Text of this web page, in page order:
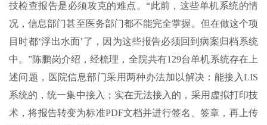
技检查报告是必须攻克的难点。“此前，这些单机系统的情
况，信息部门甚至医务部门都不能完全掌握。但在做这个项
目时都‘浮出水面’了，因为这些报告必须回到病案归档系统
中。”陈鹏岗介绍，经梳理，全院共有129台单机系统存在上
述问题，医院信息部门采用两种办法加以解决：能接入LIS
系统的，统一集中接入；实在无法接入的，采用虚拟打印技
术，将报告转变为标准PDF文档并进行签名、签章，再上传